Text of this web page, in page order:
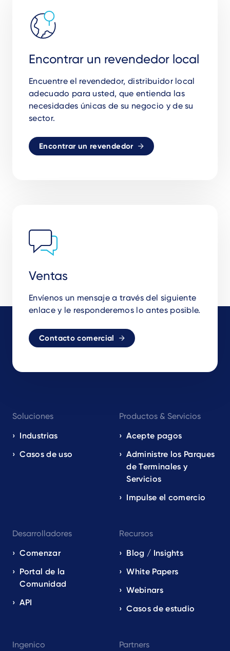
Encontrar un revendedor local
Encuentre el revendedor, distribuidor local
adecuado para usted, que entienda las
necesidades únicas de su negocio y de su
sector.
Encontrar un revendedor
Ventas
Envíenos un mensaje a través del siguiente
enlace y le responderemos lo antes posible.
Contacto comercial
navigation
EN
Soluciones
Industrias
Casos de uso
Productos & Servicios
Acepte pagos
Administre los Parques
de Terminales y
Servicios
Impulse el comercio
Desarrolladores
Comenzar
Portal de la
Comunidad
API
Recursos
Blog / Insights
White Papers
Webinars
Casos de estudio
Ingenico Partners